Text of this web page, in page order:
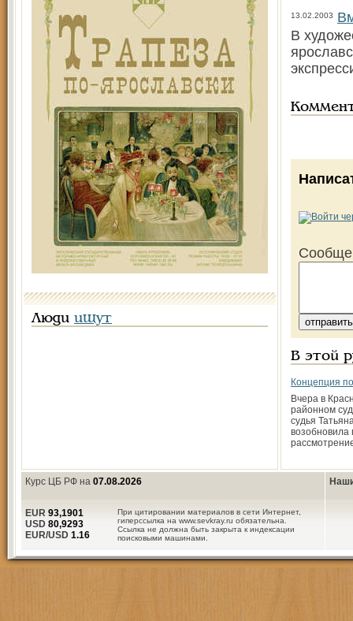
Люди ищут
13.02.2003
В
В этой
Концепция
Вчера в
районном
судья
возобновила
Курс ЦБ РФ на 07.08.2026
При цитировании материалов в сети Интернет,
гиперссылка на www.sevkray.ru обязательна.
Ссылка не должна быть закрыта к индексации
поисковыми машинами.
EUR 93,1901
USD 80,9293
EUR/USD 1.16